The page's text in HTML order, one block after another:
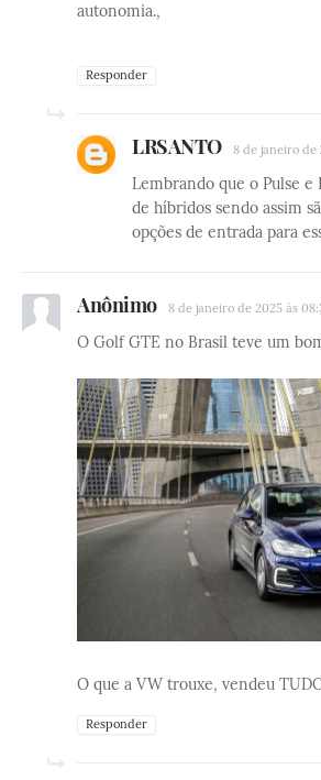
autonomia.,
Responder
LRSANTO 8 de janeiro de
Lembrando que o Pulse e
de híbridos sendo assim
opções de entrada para
Anônimo 8 de janeiro de 2025 às
O Golf GTE no Brasil teve um
O que a VW trouxe, vendeu
Responder